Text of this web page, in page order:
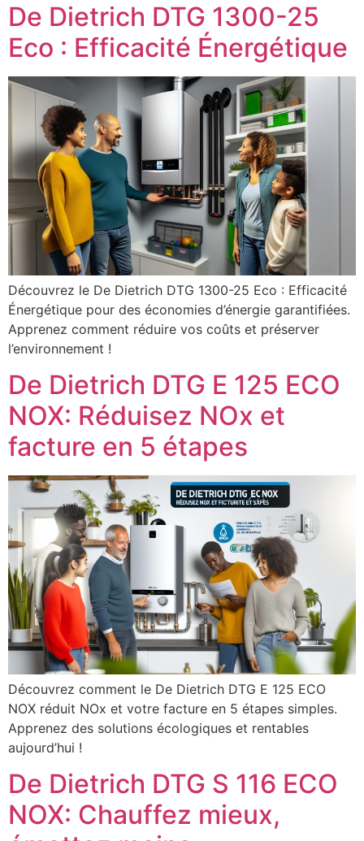
De Dietrich DTG 1300-25
Eco : Efficacité Énergétique
Découvrez le De Dietrich DTG 1300-25 Eco : Efficacité
Énergétique pour des économies d’énergie garantifiées.
Apprenez comment réduire vos coûts et préserver
l’environnement !
De Dietrich DTG E 125 ECO
NOX: Réduisez NOx et
facture en 5 étapes
Découvrez comment le De Dietrich DTG E 125 ECO
NOX réduit NOx et votre facture en 5 étapes simples.
Apprenez des solutions écologiques et rentables
aujourd’hui !
De Dietrich DTG S 116 ECO
NOX: Chauffez mieux,